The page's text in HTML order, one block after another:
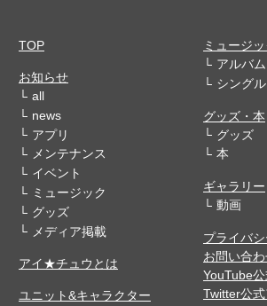
TOP
お知らせ
all
news
アプリ
メンテナンス
イベント
ミュージック
グッズ
メディア掲載
アイ★チュウとは
ユニット&キャラクター
ミュージッ
アルバム
シングル
グッズ・本
グッズ
本
ギャラリー
動画
プライバ
お問い合
YouTube
Twitter公